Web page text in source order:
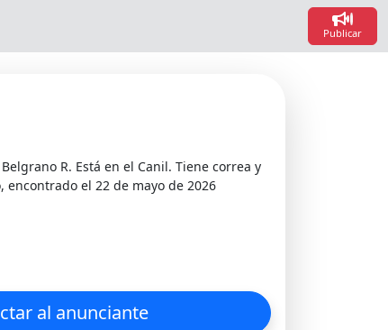
Publicar
R. Está en el Canil. Tiene correa y
encontrado el 22 de mayo de 2026
al anunciante